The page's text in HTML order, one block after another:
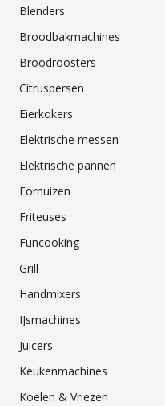
Blenders
Broodbakmachines
Broodroosters
Citruspersen
Eierkokers
Elektrische messen
Elektrische pannen
Fornuizen
Friteuses
Funcooking
Grill
Handmixers
IJsmachines
Juicers
Keukenmachines
Koelen & Vriezen